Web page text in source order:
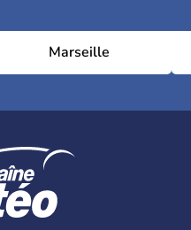
Marseille